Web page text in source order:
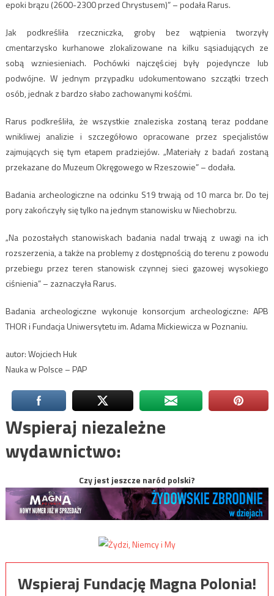
epoki brązu (2600-2300 przed Chrystusem)” – podała Rarus.
Jak podkreśliła rzeczniczka, groby bez wątpienia tworzyły
cmentarzysko kurhanowe zlokalizowane na kilku sąsiadujących ze
sobą wzniesieniach. Pochówki najczęściej były pojedyncze lub
podwójne. W jednym przypadku udokumentowano szczątki trzech
osób, jednak z bardzo słabo zachowanymi kośćmi.
Rarus podkreśliła, że wszystkie znaleziska zostaną teraz poddane
wnikliwej analizie i szczegółowo opracowane przez specjalistów
zajmujących się tym etapem pradziejów. „Materiały z badań zostaną
przekazane do Muzeum Okręgowego w Rzeszowie” – dodała.
Badania archeologiczne na odcinku S19 trwają od 10 marca br. Do tej
pory zakończyły się tylko na jednym stanowisku w Niechobrzu.
„Na pozostałych stanowiskach badania nadal trwają z uwagi na ich
rozszerzenia, a także na problemy z dostępnością do terenu z powodu
przebiegu przez teren stanowisk czynnej sieci gazowej wysokiego
ciśnienia” – zaznaczyła Rarus.
Badania archeologiczne wykonuje konsorcjum archeologiczne: APB
THOR i Fundacja Uniwersytetu im. Adama Mickiewicza w Poznaniu.
autor: Wojciech Huk
Nauka w Polsce – PAP
Wspieraj niezależne
wydawnictwo:
Czy jest jeszcze naród polski?
Wspieraj Fundację Magna Polonia!